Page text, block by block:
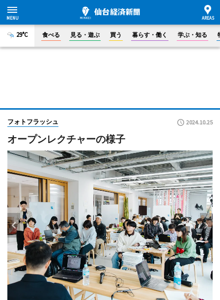
29°C 食べる 見る・遊ぶ 買う 暮らす・働く 学ぶ・知る
フォトフラッシュ 2024.10.25
オープンレクチャーの様子